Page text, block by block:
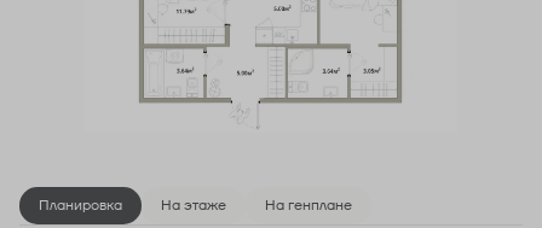
Планировка На этаже На генплане